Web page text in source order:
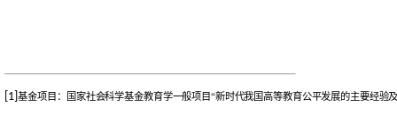
[1] 基金项目： 国家社会科学基金教育学一般项目“新时代我国高等教育公平发展的主要经验